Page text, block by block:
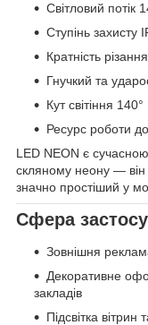
Світловий потік
Ступінь захисту
Кратність
Гнучкий та
Кут світіння 140°
Ресурс роботи
LED NEON є
скляному неону — він
значно простіший у
Сфера
Зовнішня
Декоративне
закладів
Підсвітка